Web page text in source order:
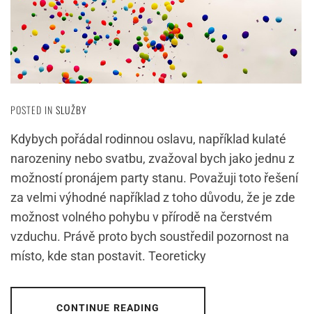
POSTED IN SLUŽBY
Kdybych pořádal rodinnou oslavu, například kulaté
narozeniny nebo svatbu, zvažoval bych jako jednu z
možností pronájem party stanu. Považuji toto řešení
za velmi výhodné například z toho důvodu, že je zde
možnost volného pohybu v přírodě na čerstvém
vzduchu. Právě proto bych soustředil pozornost na
místo, kde stan postavit. Teoreticky
CONTINUE READING